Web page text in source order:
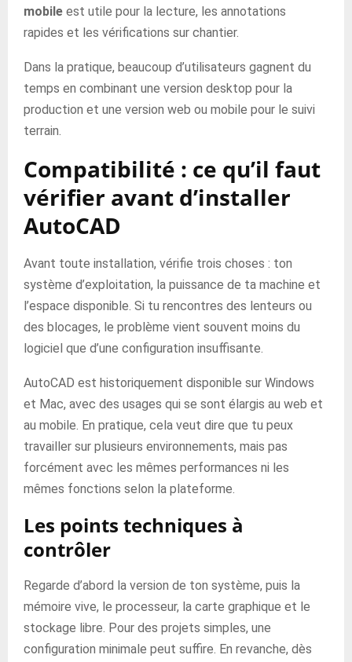
mobile est utile pour la lecture, les annotations
rapides et les vérifications sur chantier.
Dans la pratique, beaucoup d’utilisateurs gagnent du
temps en combinant une version desktop pour la
production et une version web ou mobile pour le suivi
terrain.
Compatibilité : ce qu’il faut
vérifier avant d’installer
AutoCAD
Avant toute installation, vérifie trois choses : ton
système d’exploitation, la puissance de ta machine et
l’espace disponible. Si tu rencontres des lenteurs ou
des blocages, le problème vient souvent moins du
logiciel que d’une configuration insuffisante.
AutoCAD est historiquement disponible sur Windows
et Mac, avec des usages qui se sont élargis au web et
au mobile. En pratique, cela veut dire que tu peux
travailler sur plusieurs environnements, mais pas
forcément avec les mêmes performances ni les
mêmes fonctions selon la plateforme.
Les points techniques à
contrôler
Regarde d’abord la version de ton système, puis la
mémoire vive, le processeur, la carte graphique et le
stockage libre. Pour des projets simples, une
configuration minimale peut suffire. En revanche, dès